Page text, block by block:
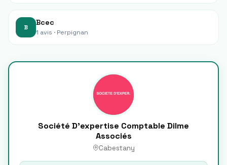
B
Bcec
1 avis · Perpignan
Société D'expertise Comptable Dilme
Associés
Cabestany